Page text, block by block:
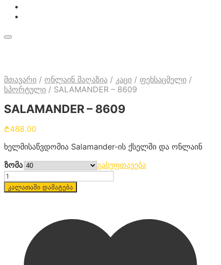
მთავარი / ონლაინ მაღაზია / კაცი / ფეხსაცმელი /
სპორტული / SALAMANDER – 8609
SALAMANDER – 8609
₾488.00
ხელმისაწვდომია Salamander-ის ქსელში და ონლაინ
ზომა
გასუფთავება
რაოდენობა
კალათაში დამატება